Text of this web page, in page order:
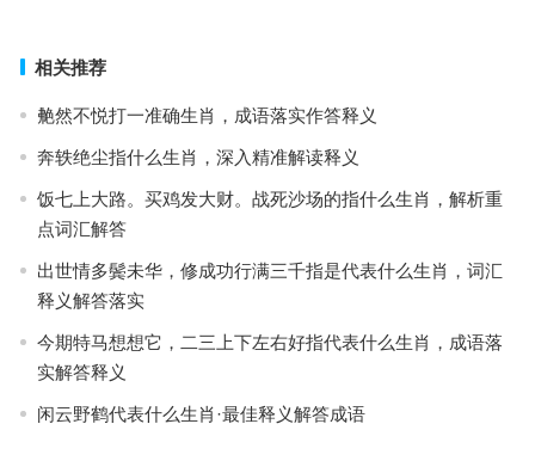
相关推荐
艴然不悦打一准确生肖，成语落实作答释义
奔轶绝尘指什么生肖，深入精准解读释义
饭七上大路。买鸡发大财。战死沙场的指什么生肖，解析重
点词汇解答
出世情多鬓未华，修成功行满三千指是代表什么生肖，词汇
释义解答落实
今期特马想想它，二三上下左右好指代表什么生肖，成语落
实解答释义
闲云野鹤代表什么生肖·最佳释义解答成语